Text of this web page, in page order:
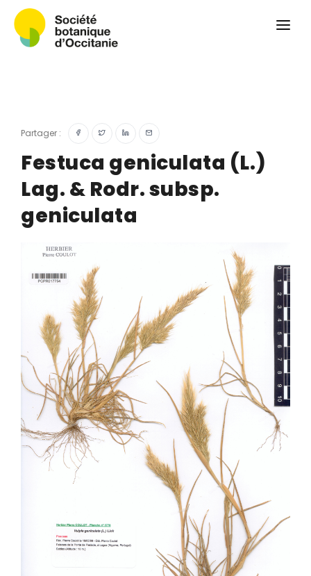
Herbier PCPR
Ressources
Actualités et calendrier
Contact
Partager :
Festuca geniculata (L.)
Lag. & Rodr. subsp.
geniculata